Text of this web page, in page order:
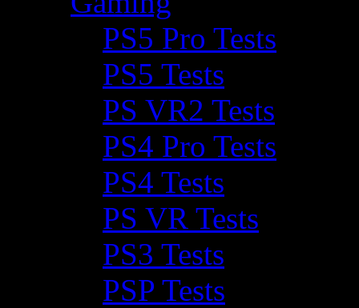
PS5 Pro Tests
PS5 Tests
PS VR2 Tests
PS4 Pro Tests
PS4 Tests
PS VR Tests
PS3 Tests
PSP Tests